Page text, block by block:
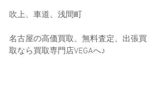
吹上、車道、浅間町
名古屋の高価買取、無料査定、出張買
取なら買取専門店VEGAへ♪